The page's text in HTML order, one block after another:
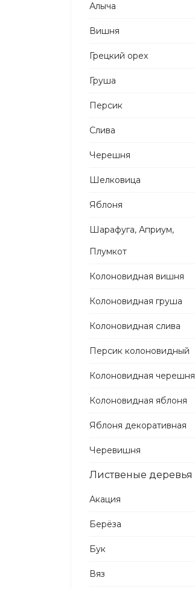
Алыча
Вишня
Грецкий орех
Груша
Персик
Слива
Черешня
Шелковица
Яблоня
Шарафуга, Априум,
Плумкот
Колоновидная вишня
Колоновидная груша
Колоновидная слива
Персик колоновидный
Колоновидная черешня
Колоновидная яблоня
Яблоня декоративная
Черевишня
Лиственые деревья
Акация
Берёза
Бук
Вяз